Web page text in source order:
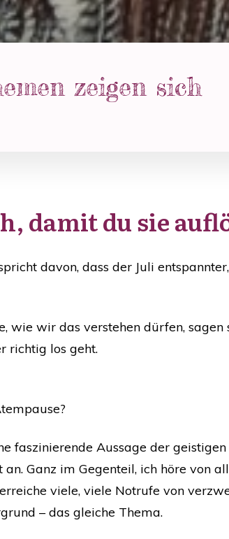
zeigen sich
damit du sie
davon, dass der Juli
wir das verstehen dürfen, sagen
richtig los geht.
faszinierende Aussage der
Ganz im Gegenteil, ich höre von
viele, viele Notrufe von
– das gleiche Thema.